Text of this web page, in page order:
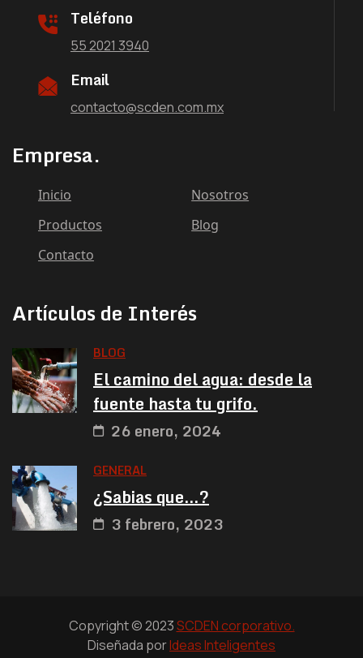
Teléfono
55 2021 3940
Email
contacto@scden.com.mx
Empresa.
Inicio
Nosotros
Productos
Blog
Contacto
Artículos de Interés
BLOG
El camino del agua: desde la
fuente hasta tu grifo.
26 enero, 2024
GENERAL
¿Sabias que…?
3 febrero, 2023
Copyright © 2023SCDEN corporativo.
Diseñada porIdeas Inteligentes